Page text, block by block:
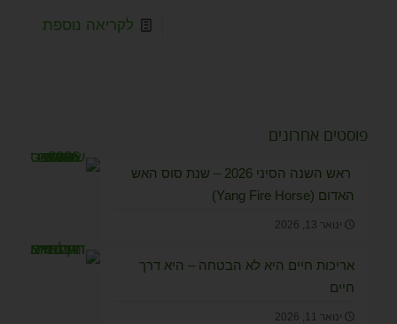
לקריאה נוספת
פוסטים אחרונים
ראש השנה הסיני 2026 – שנת סוס האש
האדום (Yang Fire Horse)
ינואר 13, 2026
אריכות חיים היא לא הבטחה – היא דרך
חיים
ינואר 11, 2026